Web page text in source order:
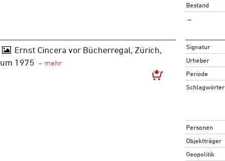
Bestand
→
Ernst Cincera vor Bücherregal, Zürich,
um 1975
Signatur
Urheber
Periode
Schlagwörter
Personen
Objektträger
Geopolitik